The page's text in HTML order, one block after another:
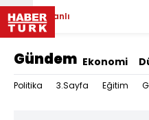
Canlı
Gündem Ekonomi
Politika 3.Sayfa Eğitim